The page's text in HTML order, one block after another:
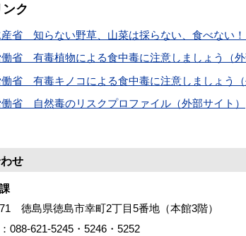
ク
省 知らない野草、山菜は採らない、食べない！
働省 有毒植物による食中毒に注意しましょう（外
働省 有毒キノコによる食中毒に注意しましょう（
働省 自然毒のリスクプロファイル（外部サイト）
せ
課
徳島県徳島市幸町2丁目5番地（本館3階）
088-621-5245・5246・5252